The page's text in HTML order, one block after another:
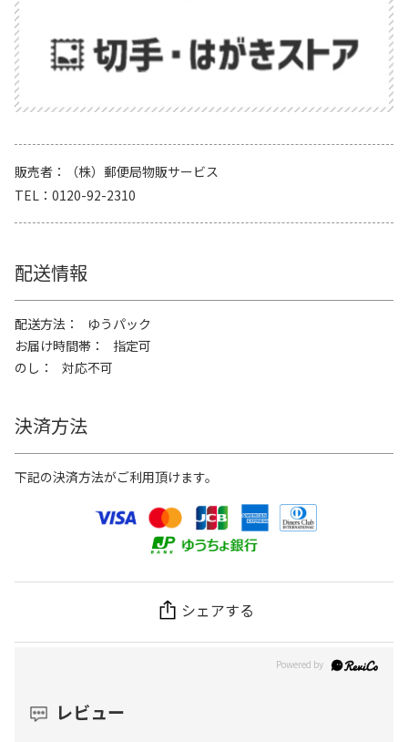
販売者
（株）郵便局物販サービス
TEL
0120-92-2310
配送情報
配送方法
ゆうパック
お届け時間帯
指定可
のし
対応不可
決済方法
下記の決済方法がご利用頂けます。
シェアする
レビュー